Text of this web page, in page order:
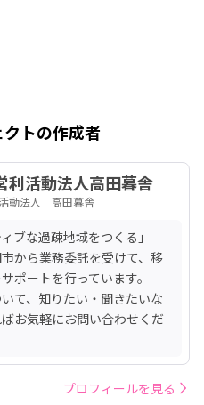
トの作成者
利活動法人高田暮舎
動法人 高田暮舎
ィブな過疎地域をつくる」
から業務委託を受けて、移
ポートを行っています。
て、知りたい・聞きたいな
お気軽にお問い合わせくだ
プロフィールを見る